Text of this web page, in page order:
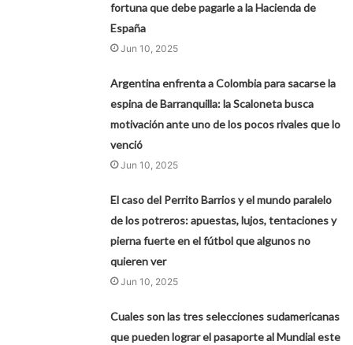
fortuna que debe pagarle a la Hacienda de
España
Jun 10, 2025
Argentina enfrenta a Colombia para sacarse la
espina de Barranquilla: la Scaloneta busca
motivación ante uno de los pocos rivales que lo
venció
Jun 10, 2025
El caso del Perrito Barrios y el mundo paralelo
de los potreros: apuestas, lujos, tentaciones y
pierna fuerte en el fútbol que algunos no
quieren ver
Jun 10, 2025
Cuales son las tres selecciones sudamericanas
que pueden lograr el pasaporte al Mundial este